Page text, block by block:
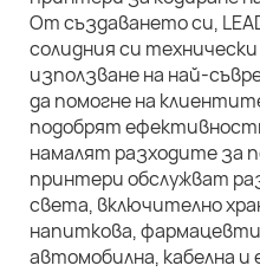
От създаването си,
солидния си
използване на най-
да помогне на
подобрят
намалят разходите за
принтери обслужват
света, включително
напиткова,
автомобилна, кабелна и